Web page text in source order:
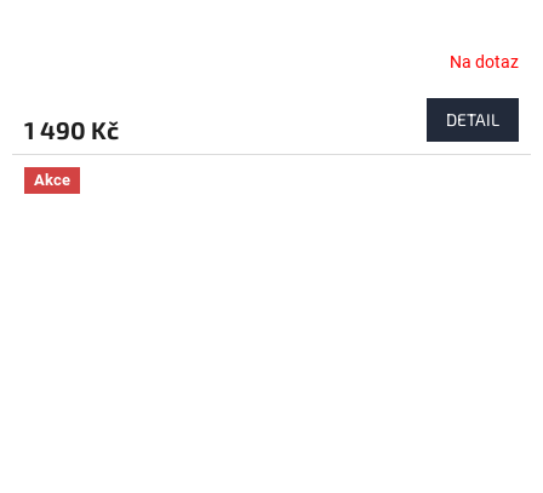
Na dotaz
1 490 Kč DETAIL
Akce